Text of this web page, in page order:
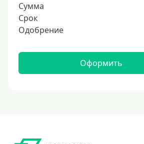
Сумма
Срок
Одобрение
Оформить